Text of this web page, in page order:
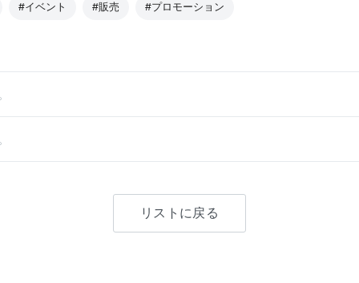
#イベント #販売 #プロモーション
リストに戻る